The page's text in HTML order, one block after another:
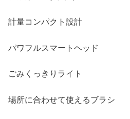
計量コンパクト設計
パワフルスマートヘッド
ごみくっきりライト
場所に合わせて使えるブラシ